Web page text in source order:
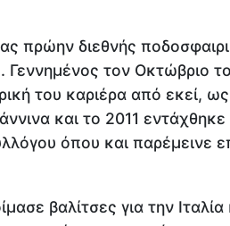
πρώην διεθνής
Γεννημένος τον Οκτώβριο
του καριέρα από εκεί,
και το 2011 εντάχθηκε
όπου και παρέμεινε
βαλίτσες για την Ιταλία